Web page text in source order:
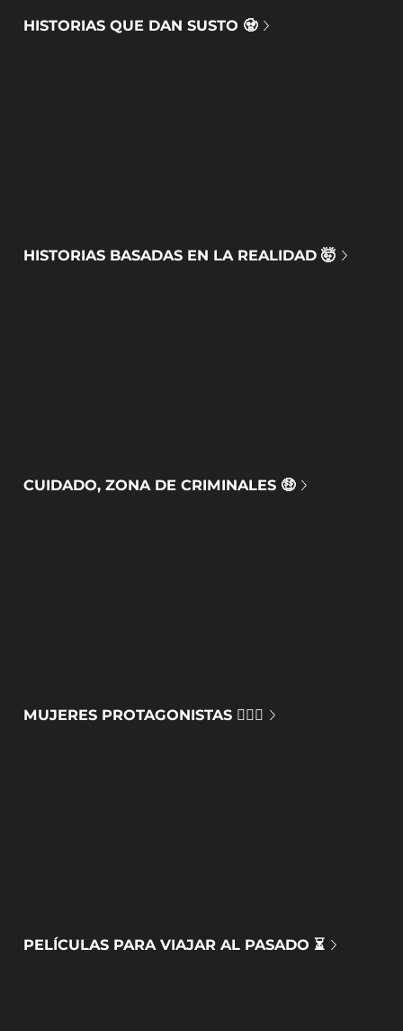
HISTORIAS QUE DAN SUSTO 🧟
HISTORIAS BASADAS EN LA REALIDAD 🤯
CUIDADO, ZONA DE CRIMINALES 🤑
MUJERES PROTAGONISTAS 🙅🏻‍♀️​
PELÍCULAS PARA VIAJAR AL PASADO ⏳